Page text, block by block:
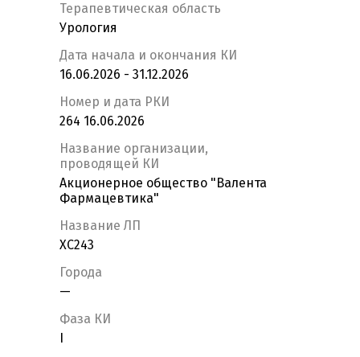
Терапевтическая область
Урология
Дата начала и окончания КИ
16.06.2026 - 31.12.2026
Номер и дата РКИ
264 16.06.2026
Название организации,
проводящей КИ
Акционерное общество "Валента
Фармацевтика"
Название ЛП
ХС243
Города
—
Фаза КИ